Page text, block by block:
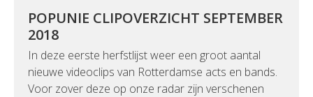
POPUNIE CLIPOVERZICHT SEPTEMBER
2018
In deze eerste herfstlijst weer een groot aantal
nieuwe videoclips van Rotterdamse acts en bands.
Voor zover deze op onze radar zijn verschenen